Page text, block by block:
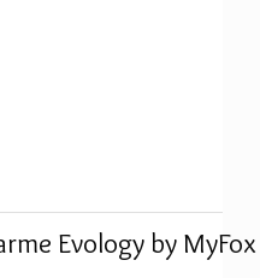
Evology by MyFox